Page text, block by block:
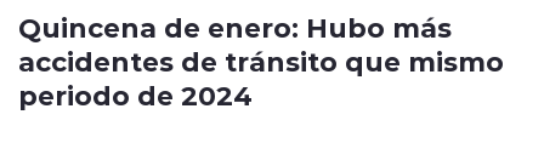
Quincena de enero: Hubo más
accidentes de tránsito que mismo
periodo de 2024